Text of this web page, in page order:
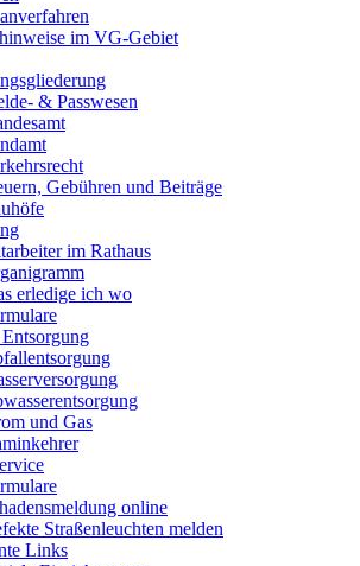
im VG-Gebiet
& Passwesen
Gebühren und Beiträge
im Rathaus
erledige ich wo
und Gas
online
Straßenleuchten melden
Links